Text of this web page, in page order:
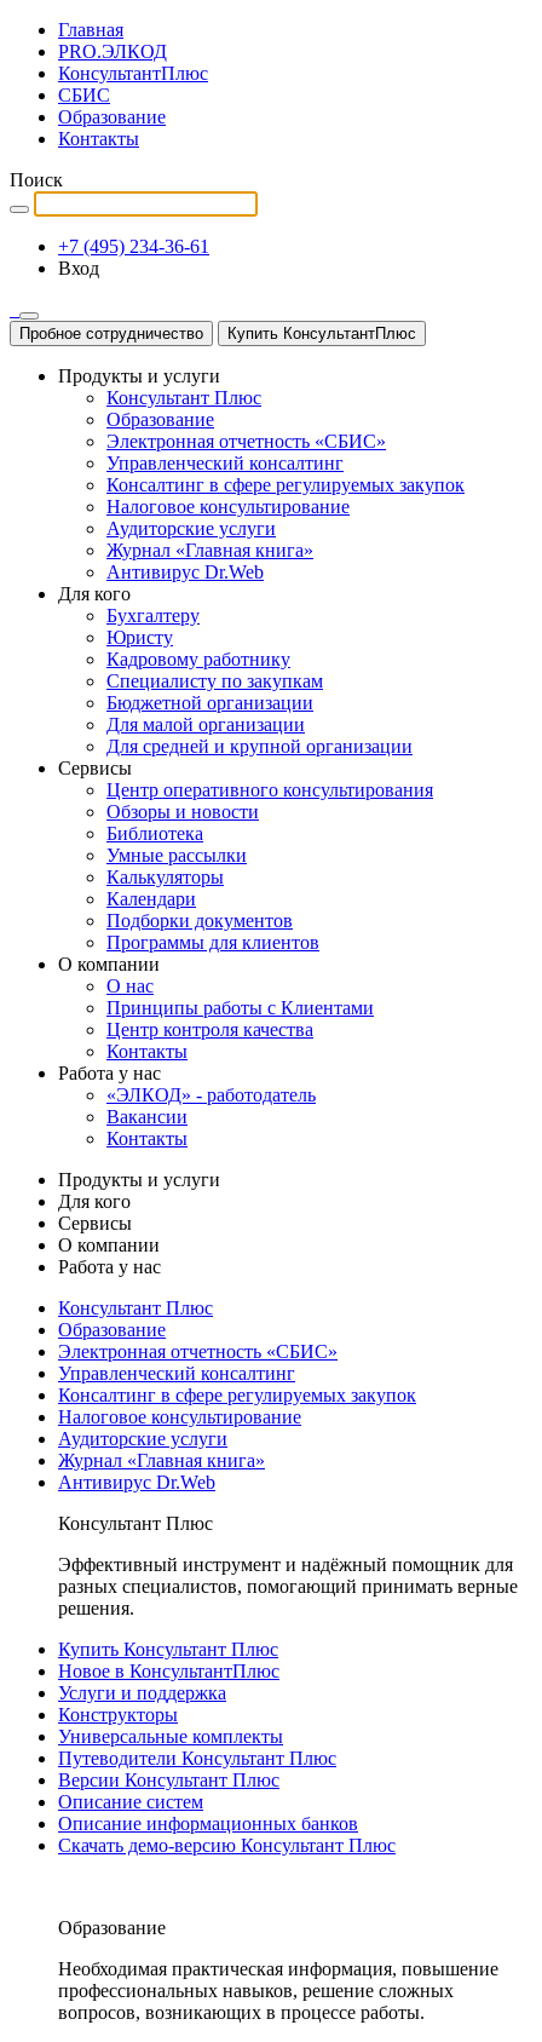
Главная
PRO.ЭЛКОД
КонсультантПлюс
СБИС
Образование
Контакты
Поиск
+7 (495) 234-36-61
Вход
Пробное сотрудничество Купить КонсультантПлюс
Продукты и услуги
Консультант Плюс
Образование
Электронная отчетность «СБИС»
Управленческий консалтинг
Консалтинг в сфере регулируемых закупок
Налоговое консультирование
Аудиторские услуги
Журнал «Главная книга»
Антивирус Dr.Web
Для кого
Бухгалтеру
Юристу
Кадровому работнику
Специалисту по закупкам
Бюджетной организации
Для малой организации
Для средней и крупной организации
Сервисы
Центр оперативного консультирования
Обзоры и новости
Библиотека
Умные рассылки
Калькуляторы
Календари
Подборки документов
Программы для клиентов
О компании
О нас
Принципы работы с Клиентами
Центр контроля качества
Контакты
Работа у нас
«ЭЛКОД» - работодатель
Вакансии
Контакты
Продукты и услуги
Для кого
Сервисы
О компании
Работа у нас
Консультант Плюс
Образование
Электронная отчетность «СБИС»
Управленческий консалтинг
Консалтинг в сфере регулируемых закупок
Налоговое консультирование
Аудиторские услуги
Журнал «Главная книга»
Антивирус Dr.Web
Консультант Плюс
Эффективный инструмент и надёжный помощник для
разных специалистов, помогающий принимать верные
решения.
Купить Консультант Плюс
Новое в КонсультантПлюс
Услуги и поддержка
Конструкторы
Универсальные комплекты
Путеводители Консультант Плюс
Версии Консультант Плюс
Описание систем
Описание информационных банков
Скачать демо-версию Консультант Плюс
Образование
Необходимая практическая информация, повышение
профессиональных навыков, решение сложных
вопросов, возникающих в процессе работы.